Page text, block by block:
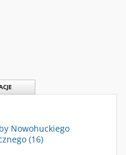
Nowohuckiego
(16)